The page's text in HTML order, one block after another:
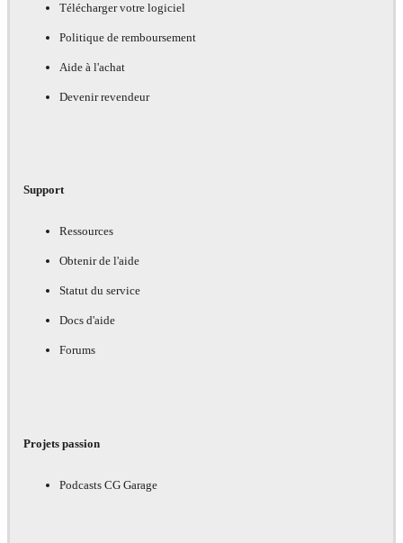
Télécharger votre logiciel
Politique de remboursement
Aide à l'achat
Devenir revendeur
Support
Ressources
Obtenir de l'aide
Statut du service
Docs d'aide
Forums
Projets passion
Podcasts CG Garage